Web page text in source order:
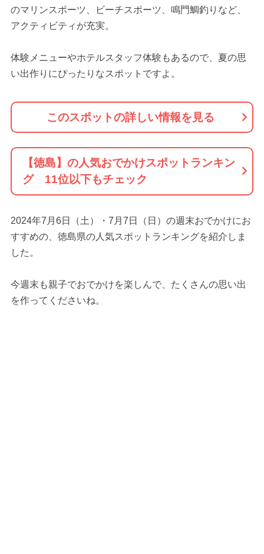
のマリンスポーツ、ビーチスポーツ、鳴門鯛釣りなど、
アクティビティが充実。
体験メニューやホテルスタッフ体験もあるので、夏の思
い出作りにぴったりなスポットですよ。
このスポットの詳しい情報を見る
【徳島】の人気おでかけスポットランキン
グ 11位以下もチェック
2024年7月6日（土）・7月7日（日）の週末おでかけにお
すすめの、徳島県の人気スポットランキングを紹介しま
した。
今週末も親子でおでかけを楽しんで、たくさんの思い出
を作ってくださいね。